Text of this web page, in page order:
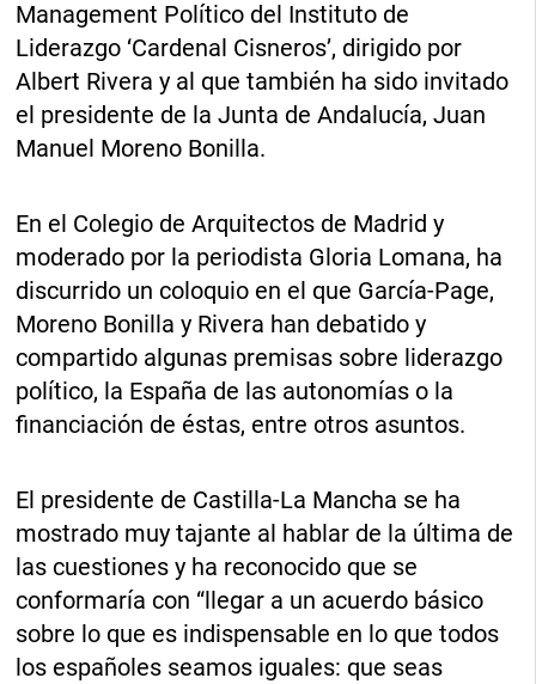
Management Político del Instituto de
Liderazgo ‘Cardenal Cisneros’, dirigido por
Albert Rivera y al que también ha sido invitado
el presidente de la Junta de Andalucía, Juan
Manuel Moreno Bonilla.
En el Colegio de Arquitectos de Madrid y
moderado por la periodista Gloria Lomana, ha
discurrido un coloquio en el que García-Page,
Moreno Bonilla y Rivera han debatido y
compartido algunas premisas sobre liderazgo
político, la España de las autonomías o la
financiación de éstas, entre otros asuntos.
El presidente de Castilla-La Mancha se ha
mostrado muy tajante al hablar de la última de
las cuestiones y ha reconocido que se
conformaría con “llegar a un acuerdo básico
sobre lo que es indispensable en lo que todos
los españoles seamos iguales: que seas